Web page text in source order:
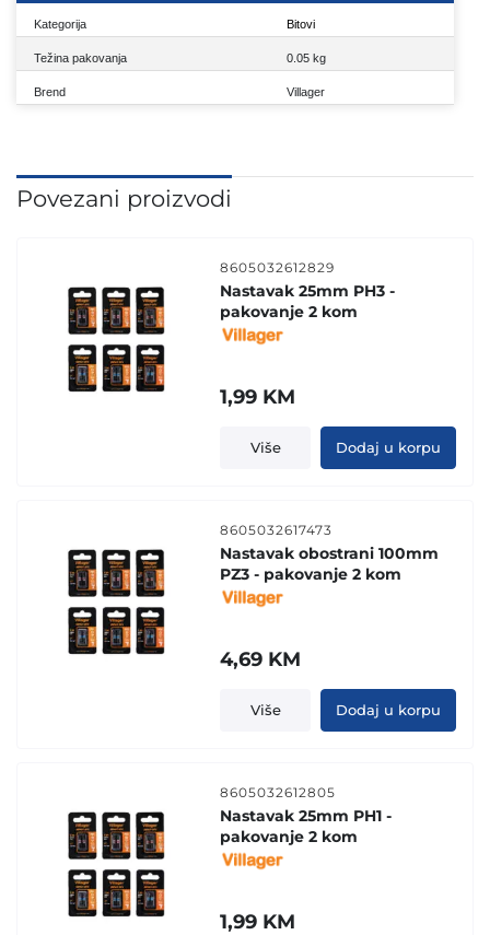
Kategorija Bitovi
Težina pakovanja 0.05 kg
Brend Villager
Povezani proizvodi
8605032612829
Nastavak 25mm PH3 -
pakovanje 2 kom
1,99 KM
Više Dodaj u korpu
8605032617473
Nastavak obostrani 100mm
PZ3 - pakovanje 2 kom
4,69 KM
Više Dodaj u korpu
8605032612805
Nastavak 25mm PH1 -
pakovanje 2 kom
1,99 KM